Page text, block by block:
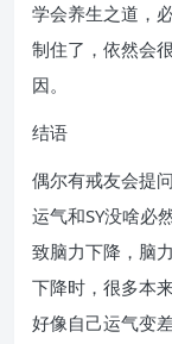
学会养生之道，
制住了，依然会
因。
结语
偶尔有戒友会提
运气和SY没啥必
致脑力下降，脑
下降时，很多本
好像自己运气变